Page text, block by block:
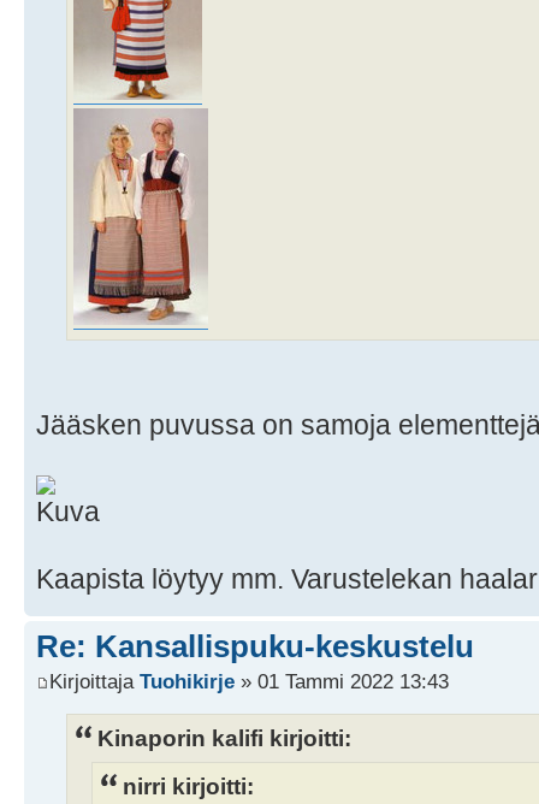
Jääsken puvussa on samoja
Kaapista löytyy mm. Varustelekan
Re: Kansallispuku-keskustelu
Kirjoittaja Tuohikirje » 01 Tammi 2022 13:43
Kinaporin kalifi kirjoitti:
nirri kirjoitti: